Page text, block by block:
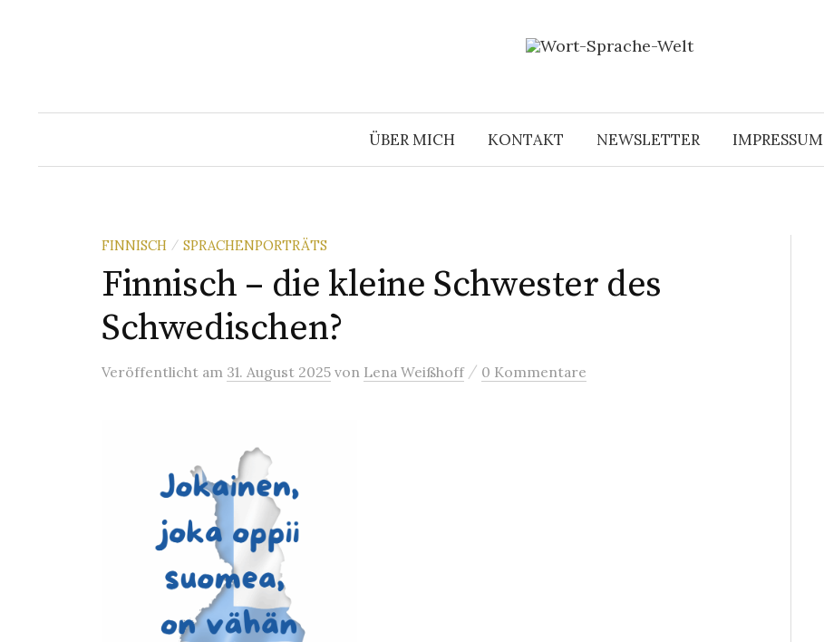
ÜBER MICH KONTAKT NEWSLETTER IMPRESSUM
FINNISCH / SPRACHENPORTRÄTS
Finnisch – die kleine Schwester des
Schwedischen?
Veröffentlicht am 31. August 2025 von Lena Weißhoff / 0 Kommentare